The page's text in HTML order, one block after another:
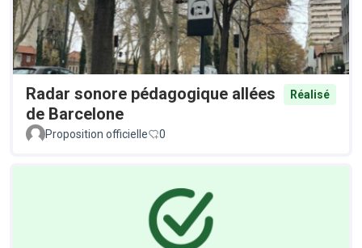
Radar sonore pédagogique allées
de Barcelone
Réalisé
Proposition officielle 0